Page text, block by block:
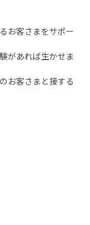
お客さまをサポー
があれば生かせま
お客さまと接する